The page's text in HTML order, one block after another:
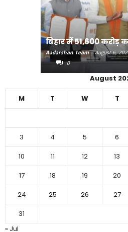
बिहार में 51,600 करोड़
Aadarshan Team - August 6,
0
August
M T W T
3
4 5 6
10
11 12 13
17
18 19 20
24
25 26 27
31
« Jul